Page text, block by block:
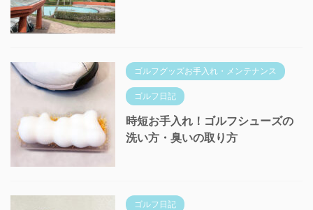
ゴルフグッズお手入れ・メンテナンス
ゴルフ日記
時短お手入れ！ゴルフシューズの
洗い方・臭いの取り方
ゴルフ日記